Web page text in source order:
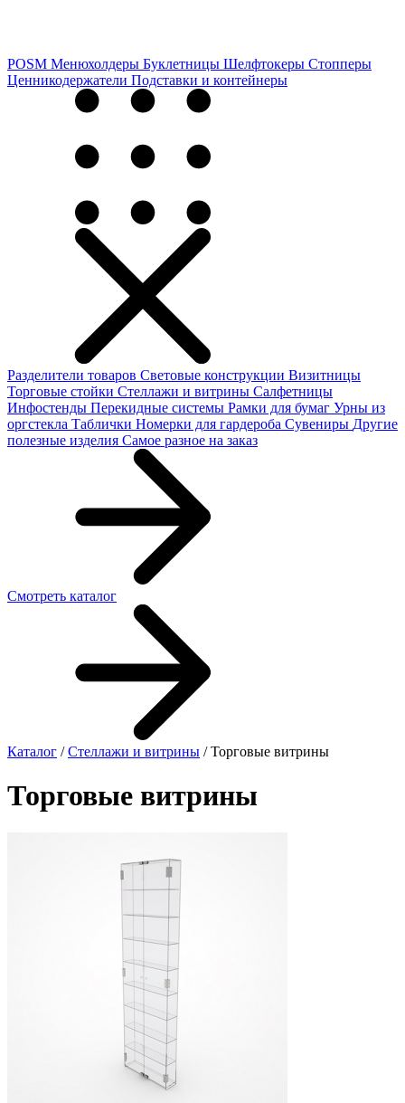
POSM Менюхолдеры Буклетницы Шелфтокеры Стопперы
Ценникодер­жа­те­ли Подставки и контейнеры
Разделители товаров Световые конструкции Визитницы
Торговые стойки Cтеллажи и витрины Салфетницы
Инфостенды Перекидные системы Рамки для бумаг Урны из
оргстекла Таблички Номерки для гардероба Сувениры Другие
полезные изделия Самое разное на заказ
Смотреть каталог
Каталог /Cтеллажи и витрины / Торговые витрины
Торговые витрины